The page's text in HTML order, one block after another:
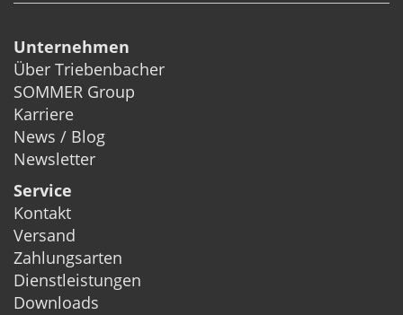
Unternehmen
Über Triebenbacher
SOMMER Group
Karriere
News / Blog
Newsletter
Service
Kontakt
Versand
Zahlungsarten
Dienstleistungen
Downloads